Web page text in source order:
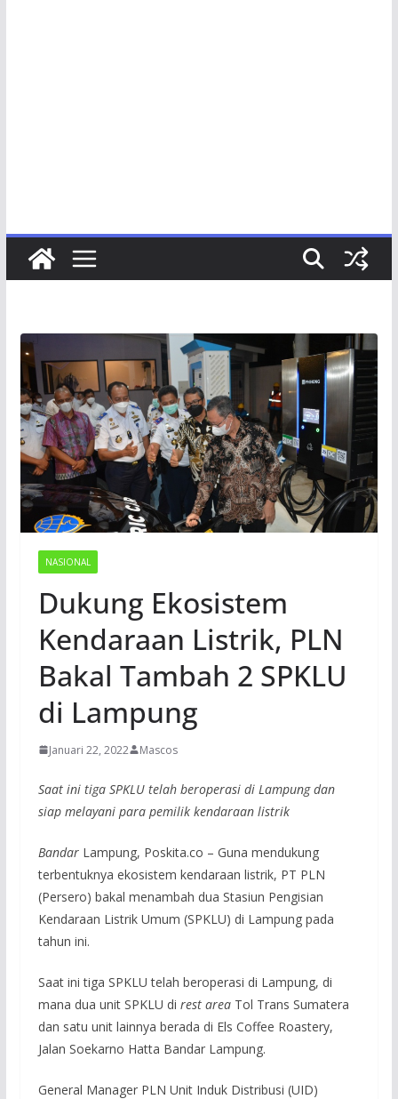
NASIONAL
Dukung Ekosistem
Kendaraan Listrik, PLN
Bakal Tambah 2 SPKLU
di Lampung
Januari 22, 2022 Mascos
Saat ini tiga SPKLU telah beroperasi di Lampung dan
siap melayani para pemilik kendaraan listrik
Bandar Lampung, Poskita.co – Guna mendukung
terbentuknya ekosistem kendaraan listrik, PT PLN
(Persero) bakal menambah dua Stasiun Pengisian
Kendaraan Listrik Umum (SPKLU) di Lampung pada
tahun ini.
Saat ini tiga SPKLU telah beroperasi di Lampung, di
mana dua unit SPKLU di rest areaTol Trans Sumatera
dan satu unit lainnya berada di Els Coffee Roastery,
Jalan Soekarno Hatta Bandar Lampung.
General Manager PLN Unit Induk Distribusi (UID)